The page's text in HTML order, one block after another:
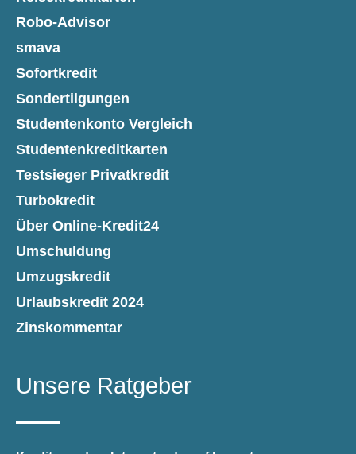
Robo-Advisor
smava
Sofortkredit
Sondertilgungen
Studentenkonto Vergleich
Studentenkreditkarten
Testsieger Privatkredit
Turbokredit
Über Online-Kredit24
Umschuldung
Umzugskredit
Urlaubskredit 2024
Zinskommentar
Unsere Ratgeber